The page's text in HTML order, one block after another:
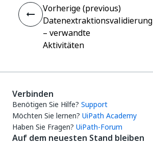
Vorherige (previous)
Datenextraktionsvalidierung
– verwandte
Aktivitäten
Verbinden
Benötigen Sie Hilfe? Support
Möchten Sie lernen? UiPath Academy
Haben Sie Fragen? UiPath-Forum
Auf dem neuesten Stand bleiben